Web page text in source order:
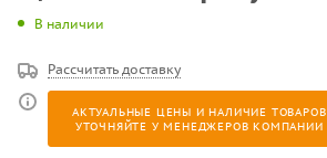
В наличии
Рассчитать доставку
АКТУАЛЬНЫЕ ЦЕНЫ И НАЛИЧИЕ ТОВАРОВ
УТОЧНЯЙТЕ У МЕНЕДЖЕРОВ КОМПАНИИ